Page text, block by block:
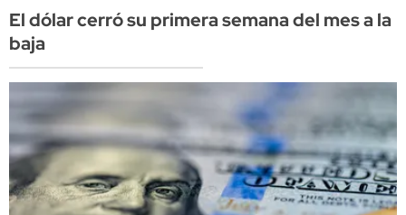
El dólar cerró su primera semana del mes a la
baja